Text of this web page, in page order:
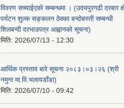
विवरण सच्याईएको सम्बन्धमा । (उदयपुरगढी दरबार
पर्यटन शुल्क सङ्कलन ठेक्का बन्दोबस्ती सम्बन्धी
शिलबन्दी दरभाउपत्र आह्वानको सूचना)
मिति: 2026/07/13 - 12:30
आर्थिक प्रस्ताव बारे सूचना २०८३।०३।२६ (श्री
नमुना मा.वि.भलायडाँडा)
मिति: 2026/07/10 - 09:42